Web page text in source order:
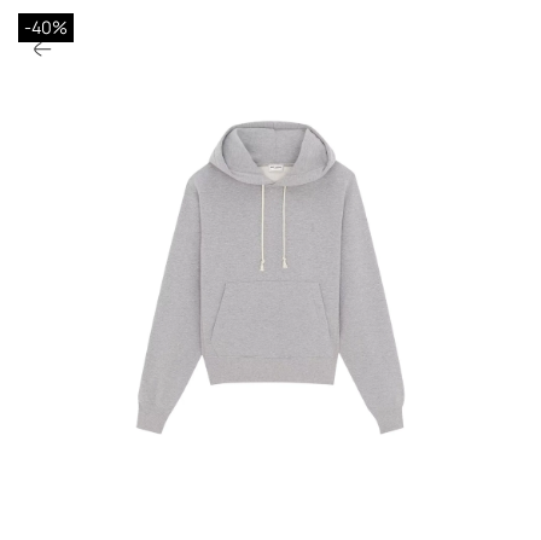
-40%